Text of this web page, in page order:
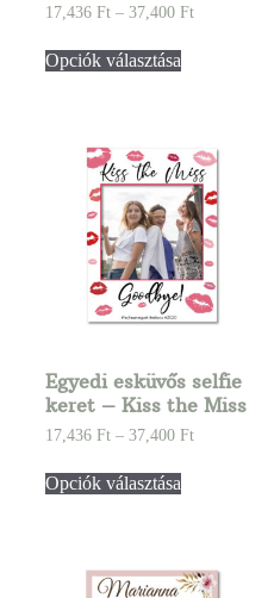
17,436 Ft – 37,400 Ft
Opciók választása
Egyedi esküvős selfie
keret – Kiss the Miss
17,436 Ft – 37,400 Ft
Opciók választása